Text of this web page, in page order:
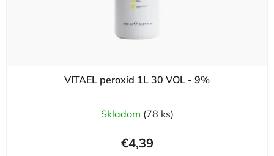
VITAEL peroxid 1L 30 VOL - 9%
Skladom (78 ks)
€4,39